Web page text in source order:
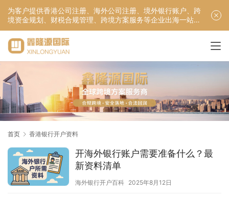
为客户提供香港公司注册、海外公司注册、境外银行账户、跨
境资金规划、财税合规管理、跨境方案服务等企业出海一站式
服务！
首页 香港银行开户资料
开海外银行账户需要准备什么？最
新资料清单
海外银行开户百科 2025年8月12日